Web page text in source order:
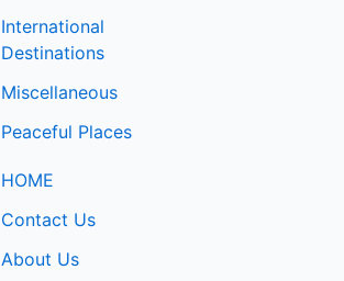
International
Destinations
Miscellaneous
Peaceful Places
HOME
Contact Us
About Us